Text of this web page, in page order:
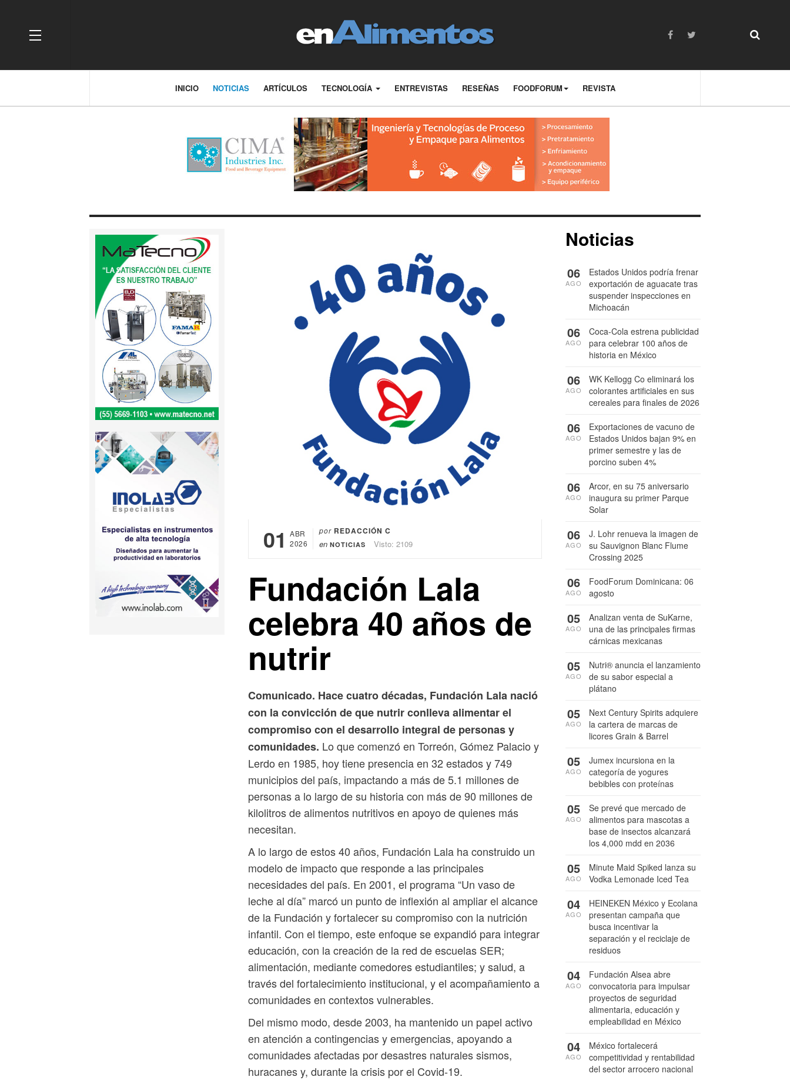
OFF CANVAS
INICIO NOTICIAS ARTÍCULOS TECNOLOGÍA ENTREVISTAS RESEÑAS FOODFORUM REVISTA
01
ABR
2026
por REDACCIÓN C
en NOTICIAS Visto: 2109
Fundación Lala
celebra 40 años de
nutrir
Comunicado. Hace cuatro décadas, Fundación Lala nació
con la convicción de que nutrir conlleva alimentar el
compromiso con el desarrollo integral de personas y
comunidades. Lo que comenzó en Torreón, Gómez Palacio y
Lerdo en 1985, hoy tiene presencia en 32 estados y 749
municipios del país, impactando a más de 5.1 millones de
personas a lo largo de su historia con más de 90 millones de
kilolitros de alimentos nutritivos en apoyo de quienes más
necesitan.
A lo largo de estos 40 años, Fundación Lala ha construido un
modelo de impacto que responde a las principales
necesidades del país. En 2001, el programa “Un vaso de
leche al día” marcó un punto de inflexión al ampliar el alcance
de la Fundación y fortalecer su compromiso con la nutrición
infantil. Con el tiempo, este enfoque se expandió para integrar
educación, con la creación de la red de escuelas SER;
alimentación, mediante comedores estudiantiles; y salud, a
través del fortalecimiento institucional, y el acompañamiento a
comunidades en contextos vulnerables.
Del mismo modo, desde 2003, ha mantenido un papel activo
en atención a contingencias y emergencias, apoyando a
comunidades afectadas por desastres naturales sismos,
huracanes y, durante la crisis por el Covid-19.
Noticias
Estados Unidos podría frenar
exportación de aguacate tras
suspender inspecciones en
Michoacán
06
AGO
Coca-Cola estrena publicidad
para celebrar 100 años de
historia en México
06
AGO
WK Kellogg Co eliminará los
colorantes artificiales en sus
cereales para finales de 2026
06
AGO
Exportaciones de vacuno de
Estados Unidos bajan 9% en
primer semestre y las de
porcino suben 4%
06
AGO
Arcor, en su 75 aniversario
inaugura su primer Parque
Solar
06
AGO
J. Lohr renueva la imagen de
su Sauvignon Blanc Flume
Crossing 2025
06
AGO
FoodForum Dominicana: 06
agosto
06
AGO
Analizan venta de SuKarne,
una de las principales firmas
cárnicas mexicanas
05
AGO
Nutri® anuncia el lanzamiento
de su sabor especial a
plátano
05
AGO
Next Century Spirits adquiere
la cartera de marcas de
licores Grain & Barrel
05
AGO
Jumex incursiona en la
categoría de yogures
bebibles con proteínas
05
AGO
Se prevé que mercado de
alimentos para mascotas a
base de insectos alcanzará
los 4,000 mdd en 2036
05
AGO
Minute Maid Spiked lanza su
Vodka Lemonade Iced Tea
05
AGO
HEINEKEN México y Ecolana
presentan campaña que
busca incentivar la
separación y el reciclaje de
residuos
04
AGO
Fundación Alsea abre
convocatoria para impulsar
proyectos de seguridad
alimentaria, educación y
empleabilidad en México
04
AGO
México fortalecerá
competitividad y rentabilidad
del sector arrocero nacional
04
AGO